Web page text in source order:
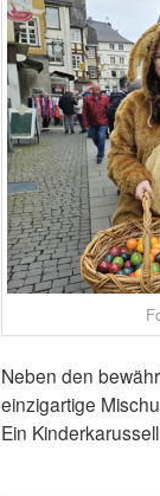
Neben den
einzigartige
Ein